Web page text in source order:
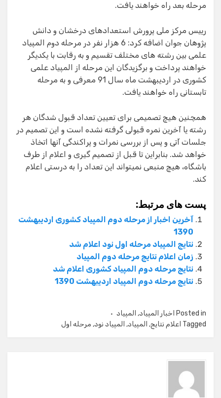
مرحله بعد راه خواهند یافت.
رییس مرکز ملی پرورش استعدادهای درخشان و دانش
پژوهان جوان اضافه کرد: 6 هزار نفر در مرحله دوم المپیاد
علمی بین رشته های مختلف تقسیم و به رقابت با یکدیگر
خواهند پرداخت و برگزیدگان این مرحله از المپیاد علمی
کشوری در اردیبهشت ماه سال 91 معرفی و به مرحله
تابستانی راه خواهند یافت.
همچنین هیچ تصمیمی برای تعیین تعداد قبول شدگان هر
رشته یا آخرین نمره قبولی گرفته نشده است و این تصمیم در
جلسات آتی و پس از بررسی نمرات و پراکندگی آنها اتخاذ
خواهد شد. بنابراین تا قبل از تصمیم گیری و اعلام از طرف
باشگاه، هیچ منبعی نمیتواند این تعداد را به درستی اعلام
کند.
پست های مرتبط:
آخرین اخبار از مرحله دوم المپیاد کشوری اردیبهشت
1390
نتایج المپیاد مرحله اول نود اعلام شد
زمان اعلام نتایج مرحله دوم المپیاد
نتایج مرحله دوم المپیاد کشوری اعلام شد
نتایج مرحله دوم المپیاد اردیبهشت 1390
Posted in اخبار المپیاد, المپیاد
Tagged اعلام نتایج, المپیاد, المپیاد نود, مرحله اول